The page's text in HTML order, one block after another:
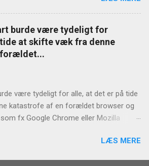
burde være tydeligt for
at skifte væk fra denne
være tydeligt for alle, at det er på tide
katastrofe af en forældet browser og
fx Google Chrome eller Mozilla
skriver-adressefeltet-1081127LÆS MERE